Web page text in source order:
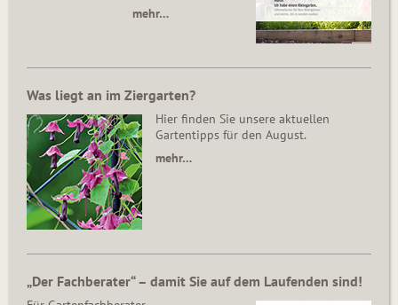
mehr…
Was liegt an im Ziergarten?
Hier finden Sie unsere aktuellen
Gartentipps für den August.
mehr…
„Der Fachberater“ – damit Sie auf dem Laufenden sind!